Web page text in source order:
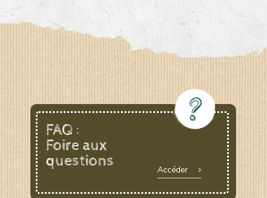
FAQ :
Foire aux
questions
Accéder